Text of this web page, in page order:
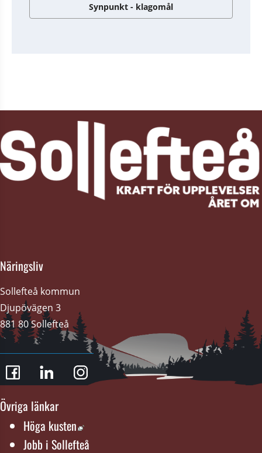
Synpunkt - klagomål
Näringsliv
Sollefteå kommun
Djupövägen 3
881 80 Sollefteå
Övriga länkar
Höga kusten Länk till annan webbplats, öppnas i nytt
Jobb i Sollefteå